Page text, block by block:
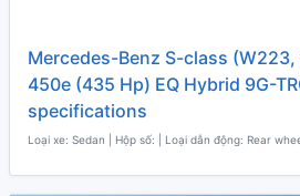
Mercedes-Benz S-class
450e (435 Hp) EQ Hybrid 9G-
specifications
Loại xe: Sedan | Hộp số: | Loại dẫn động: Rear